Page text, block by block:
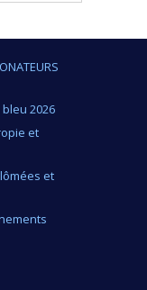
2026
et
et